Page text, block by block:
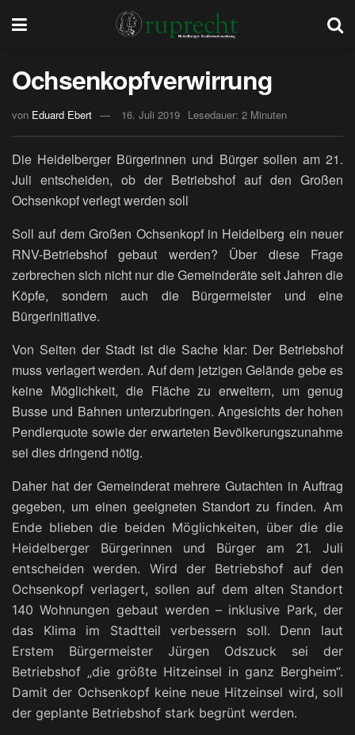
Ochsenkopfverwirrung
von Eduard Ebert 16. Juli 2019 Lesedauer: 2 Minuten
Die Heidelberger Bürgerinnen und Bürger sollen am 21.
Juli entscheiden, ob der Betriebshof auf den Großen
Ochsenkopf verlegt werden soll
Soll auf dem Großen Ochsenkopf in Heidelberg ein neuer
RNV-Betriebshof gebaut werden? Über diese Frage
zerbrechen sich nicht nur die Gemeinderäte seit Jahren die
Köpfe, sondern auch die Bürgermeister und eine
Bürgerinitiative.
Von Seiten der Stadt ist die Sache klar: Der Betriebshof
muss verlagert werden. Auf dem jetzigen Gelände gebe es
keine Möglichkeit, die Fläche zu erweitern, um genug
Busse und Bahnen unterzubringen. Angesichts der hohen
Pendlerquote sowie der erwarteten Bevölkerungszunahme
sei dies dringend nötig.
Daher hat der Gemeinderat mehrere Gutachten in Auftrag
gegeben, um einen geeigneten Standort zufinden. Am
Ende blieben die beiden Möglichkeiten, über die die
Heidelberger Bürgerinnen und Bürger am 21. Juli
entscheiden werden. Wird der Betriebshof auf den
Ochsenkopf verlagert, sollen auf dem alten Standort
140 Wohnungen gebaut werden – inklusive Park, der
das Klima im Stadtteil verbessern soll. Denn laut
Erstem Bürgermeister Jürgen Odszuck sei der
Betriebshof „die größte Hitzeinsel in ganz Bergheim“.
Damit der Ochsenkopf keine neue Hitzeinsel wird, soll
der geplante Betriebshof stark begrünt werden.